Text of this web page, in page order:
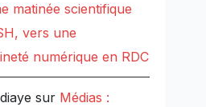
matinée scientifique
vers une
numérique en RDC
sur Médias :